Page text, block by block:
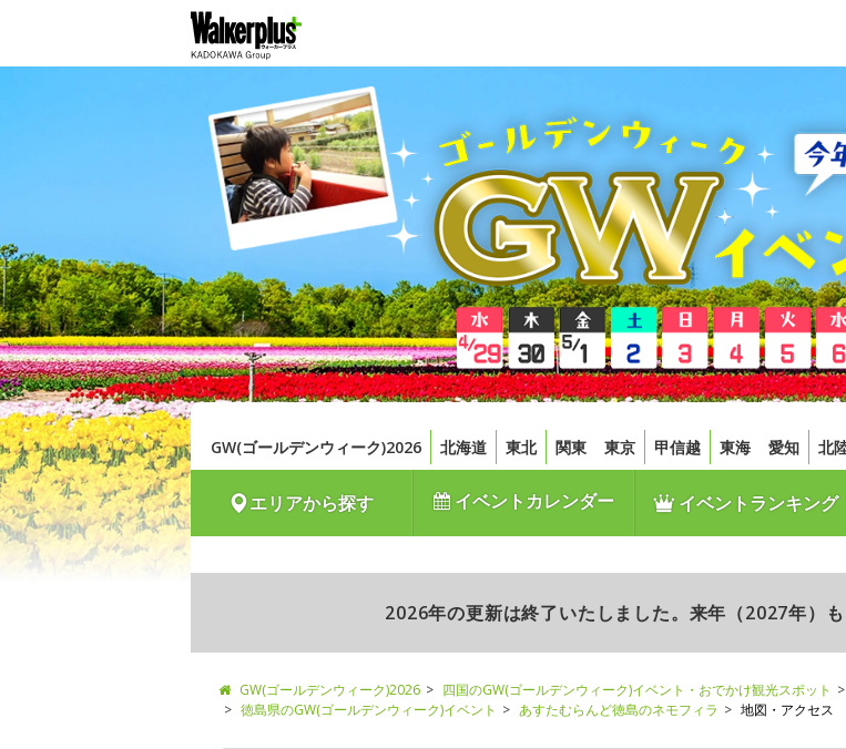
GW(ゴールデンウィーク)2026 北海道 東北 関東 東京 甲信越 東海 愛知 北
エリアから探す イベントカレンダー イベントランキング
2026年の更新は終了いたしました。来年（2027年）も
GW(ゴールデンウィーク)2026 四国のGW(ゴールデンウィーク)イベント・おでかけ観光スポット
徳島県のGW(ゴールデンウィーク)イベント
あすたむらんど徳島のネモフィラ 地図・アクセス